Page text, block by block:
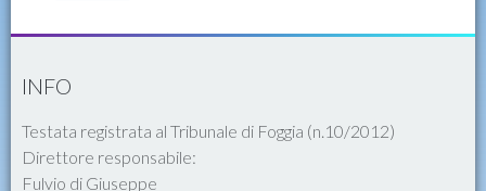
INFO
Testata registrata al Tribunale di Foggia (n.10/2012)
Direttore responsabile:
Fulvio di Giuseppe